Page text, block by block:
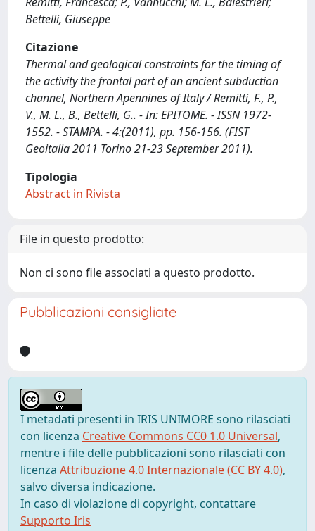
Bettelli, Giuseppe
Citazione
Thermal and geological constraints for the timing of
the activity the frontal part of an ancient subduction
channel, Northern Apennines of Italy / Remitti, F., P.,
V., M. L., B., Bettelli, G.. - In: EPITOME. - ISSN 1972-
1552. - STAMPA. - 4:(2011), pp. 156-156. (FIST
Geoitalia 2011 Torino 21-23 September 2011).
Tipologia
Abstract in Rivista
File in questo prodotto:
Non ci sono file associati a questo prodotto.
Pubblicazioni consigliate
I metadati presenti in IRIS UNIMORE sono rilasciati
con licenza Creative Commons CC0 1.0 Universal,
mentre i file delle pubblicazioni sono rilasciati con
licenza Attribuzione 4.0 Internazionale (CC BY 4.0),
salvo diversa indicazione.
In caso di violazione di copyright, contattare
Supporto Iris